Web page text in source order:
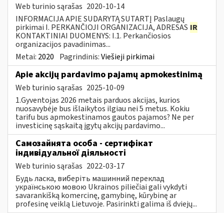
Web turinio sąrašas 2020-10-14
INFORMACIJA APIE SUDARYTĄ SUTARTĮ Paslaugų
pirkimai I. PERKANČIOJI ORGANIZACIJA, ADRESAS IR
KONTAKTINIAI DUOMENYS: I.1. Perkančiosios
organizacijos pavadinimas...
Metai: 2020 Pagrindinis:Viešieji pirkimai
Apie akcijų pardavimo pajamų apmokestinimą
Web turinio sąrašas 2025-10-09
1.Gyventojas 2026 metais parduos akcijas, kurios
nuosavybėje bus išlaikytos ilgiau nei 5 metus. Kokiu
tarifu bus apmokestinamos gautos pajamos? Ne per
investicinę sąskaitą įgytų akcijų pardavimo...
Самозайнята особа - сертифікат
індивідуальної діяльності
Web turinio sąrašas 2022-03-17
Будь ласка, виберіть машинний переклад
українською мовою Ukrainos piliečiai gali vykdyti
savarankišką komercinę, gamybinę, kūrybinę ar
profesinę veiklą Lietuvoje. Pasirinkti galima iš dviejų...